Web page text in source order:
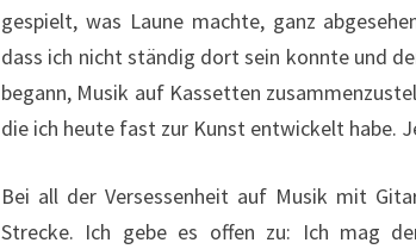
gespielt, was Laune machte, ganz
dass ich nicht ständig dort sein konnte und
begann, Musik auf Kassetten
die ich heute fast zur Kunst entwickelt habe.
Bei all der Versessenheit auf Musik mit
Strecke. Ich gebe es offen zu: Ich mag